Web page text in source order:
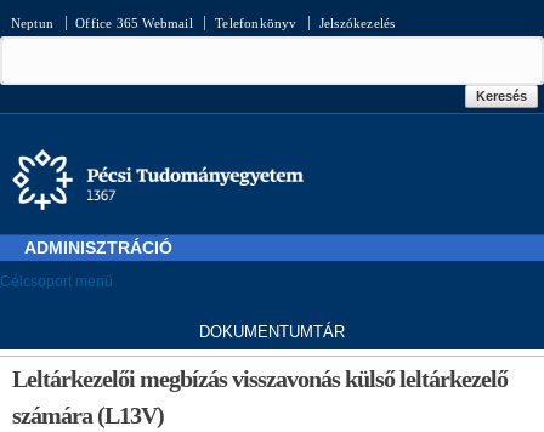
tartalomra
Neptun Office 365 Webmail Telefonkönyv Jelszókezelés
Keresés űrlap
Keresés
ADMINISZTRÁCIÓ
Célcsoport menü
DOKUMENTUMTÁR
Jelenlegi hely
Leltárkezelői megbízás visszavonás külső leltárkezelő
számára (L13V)